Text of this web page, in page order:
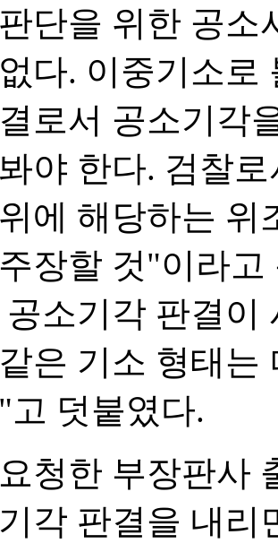
단을 위한 공소
다. 이중기소
로서 공소기각
야 한다. 검찰
에 해당하는 위
장할 것"이라
공소기각 판결이
은 기소 형태는
고 덧붙였다.
청한 부장판사
각 판결을 내리